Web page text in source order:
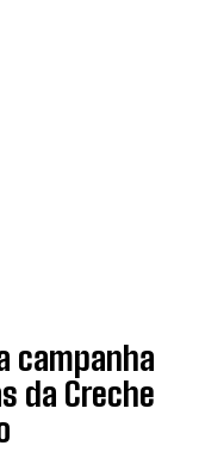
campanha
da Creche